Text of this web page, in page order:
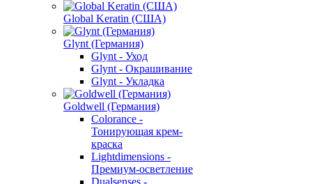
Global Keratin (США)
Glynt (Германия)
Glynt - Уход
Glynt - Окрашивание
Glynt - Укладка
Goldwell (Германия)
Colorance -
Тонирующая крем-
краска
Lightdimensions -
Премиум-осветление
Dualsenses -